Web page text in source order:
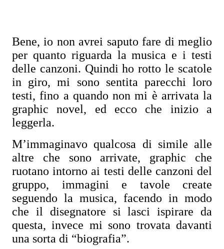
Bene, io non avrei saputo fare di meglio
per quanto riguarda la musica e i testi
delle canzoni. Quindi ho rotto le scatole
in giro, mi sono sentita parecchi loro
testi, fino a quando non mi è arrivata la
graphic novel, ed ecco che inizio a
leggerla.
M’immaginavo qualcosa di simile alle
altre che sono arrivate, graphic che
ruotano intorno ai testi delle canzoni del
gruppo, immagini e tavole create
seguendo la musica, facendo in modo
che il disegnatore si lasci ispirare da
questa, invece mi sono trovata davanti
una sorta di “biografia”.